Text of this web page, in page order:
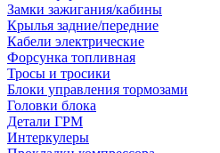
Замки зажигания/кабины
Крылья задние/передние
Кабели электрические
Форсунка топливная
Тросы и тросики
Блоки управления тормозами
Головки блока
Детали ГРМ
Интеркулеры